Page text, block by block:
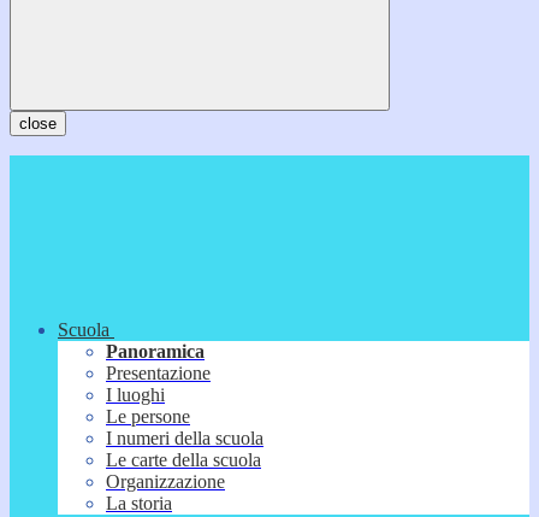
close
Scuola
Panoramica
Presentazione
I luoghi
Le persone
I numeri della scuola
Le carte della scuola
Organizzazione
La storia